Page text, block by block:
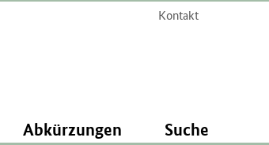
Kontakt
Abkürzungen Suche